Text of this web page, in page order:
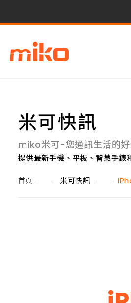
米可快訊
miko米可-您通訊生活的好
提供最新手機、平板、智慧手錶
首頁 米可快訊